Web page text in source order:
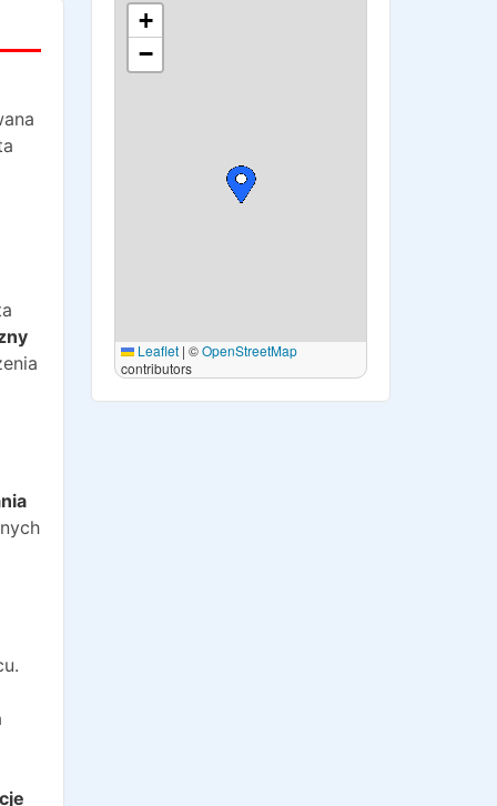
+
−
Leaflet | ©OpenStreetMap
contributors